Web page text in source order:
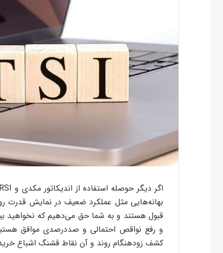
بهانه‌هایی مثل عملکرد ضعیف در نمایش قدرت
قبول هستند و به شما حق می‌دهیم که نخواهید
و رفع نواقص احتمالی و صد‌درصدی موافق
کشف زودهنگام روند و آن نقاط قشنگ اشباع